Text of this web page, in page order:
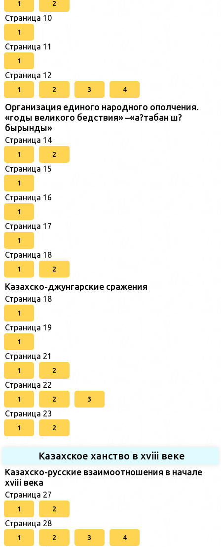
1 2
Страница 10
1
Страница 11
1
Страница 12
1 2 3 4
Организация единого народного ополчения.
«годы великого бедствия» –«а?табан ш?
бырынды»
Страница 14
1 2
Страница 15
1
Страница 16
1
Страница 17
1
Страница 18
1 2
Казахско-джунгарские сражения
Страница 18
1
Страница 19
1
Страница 21
1 2
Страница 22
1 2 3
Страница 23
1 2
Казахское ханство в хviii веке
Казахско-русские взаимоотношения в начале
xviii века
Страница 27
1 2
Страница 28
1 2 3 4